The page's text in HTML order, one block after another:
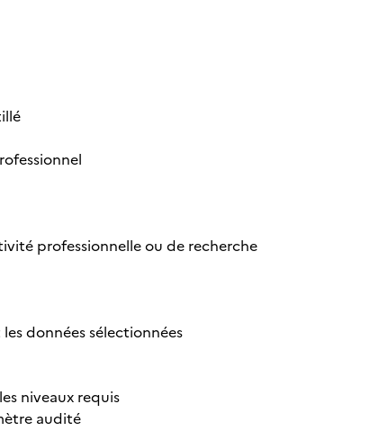
professionnelle ou de recherche
données sélectionnées
niveaux requis
audité